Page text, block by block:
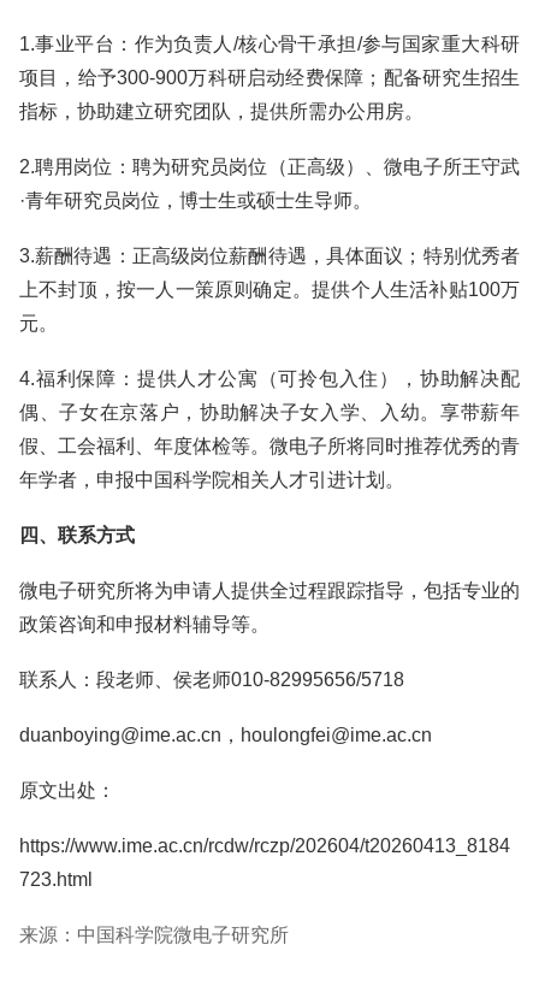
1.事业平台：作为负责人/核心骨干承担/参与国家重大科研
项目，给予300-900万科研启动经费保障；配备研究生招生
指标，协助建立研究团队，提供所需办公用房。
2.聘用岗位：聘为研究员岗位（正高级）、微电子所王守武
·青年研究员岗位，博士生或硕士生导师。
3.薪酬待遇：正高级岗位薪酬待遇，具体面议；特别优秀者
上不封顶，按一人一策原则确定。提供个人生活补贴100万
元。
4.福利保障：提供人才公寓（可拎包入住），协助解决配
偶、子女在京落户，协助解决子女入学、入幼。享带薪年
假、工会福利、年度体检等。微电子所将同时推荐优秀的青
年学者，申报中国科学院相关人才引进计划。
四、联系方式
微电子研究所将为申请人提供全过程跟踪指导，包括专业的
政策咨询和申报材料辅导等。
联系人：段老师、侯老师010-82995656/5718
duanboying@ime.ac.cn，houlongfei@ime.ac.cn
原文出处：
https://www.ime.ac.cn/rcdw/rczp/202604/t20260413_8184
723.html
来源：中国科学院微电子研究所